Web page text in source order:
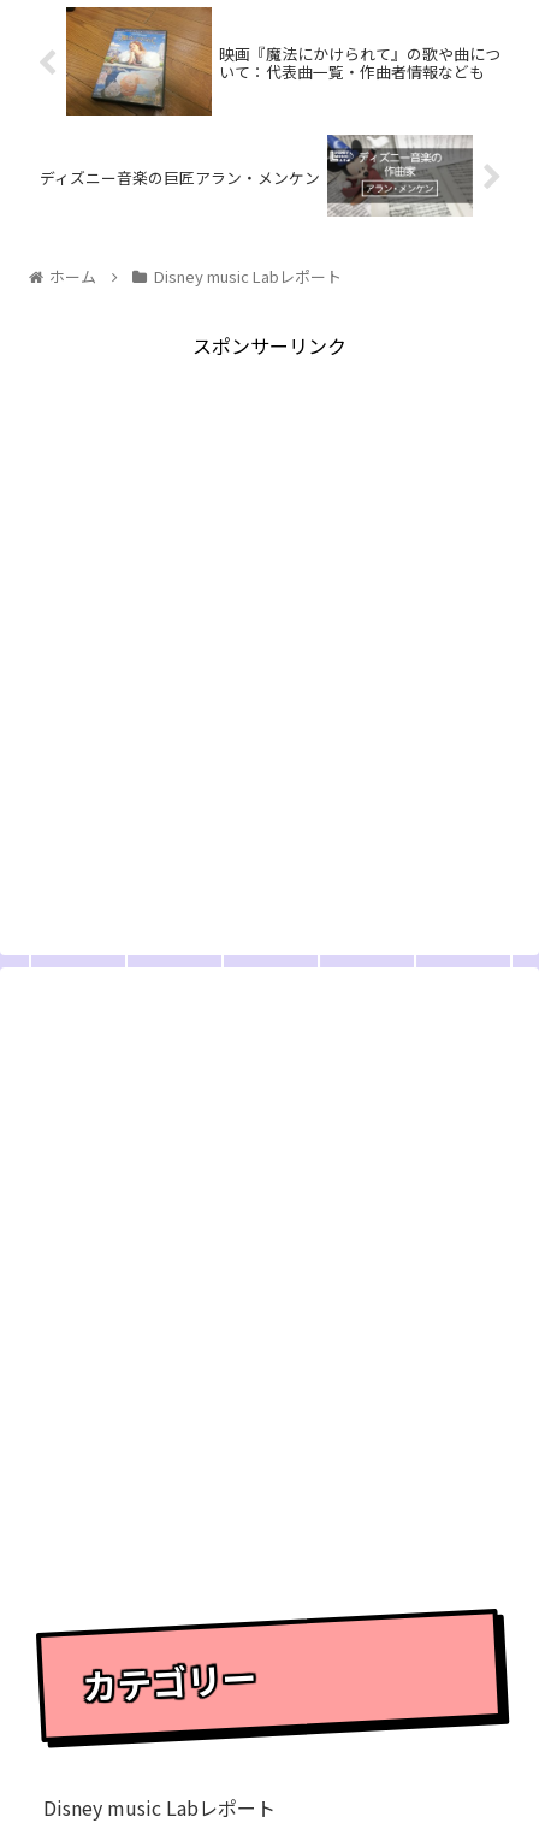
映画『魔法にかけられて』の歌や曲につ
いて：代表曲一覧・作曲者情報なども
ディズニー音楽の巨匠アラン・メンケン
ホーム Disney music Labレポート
スポンサーリンク
カテゴリー
Disney music Labレポート